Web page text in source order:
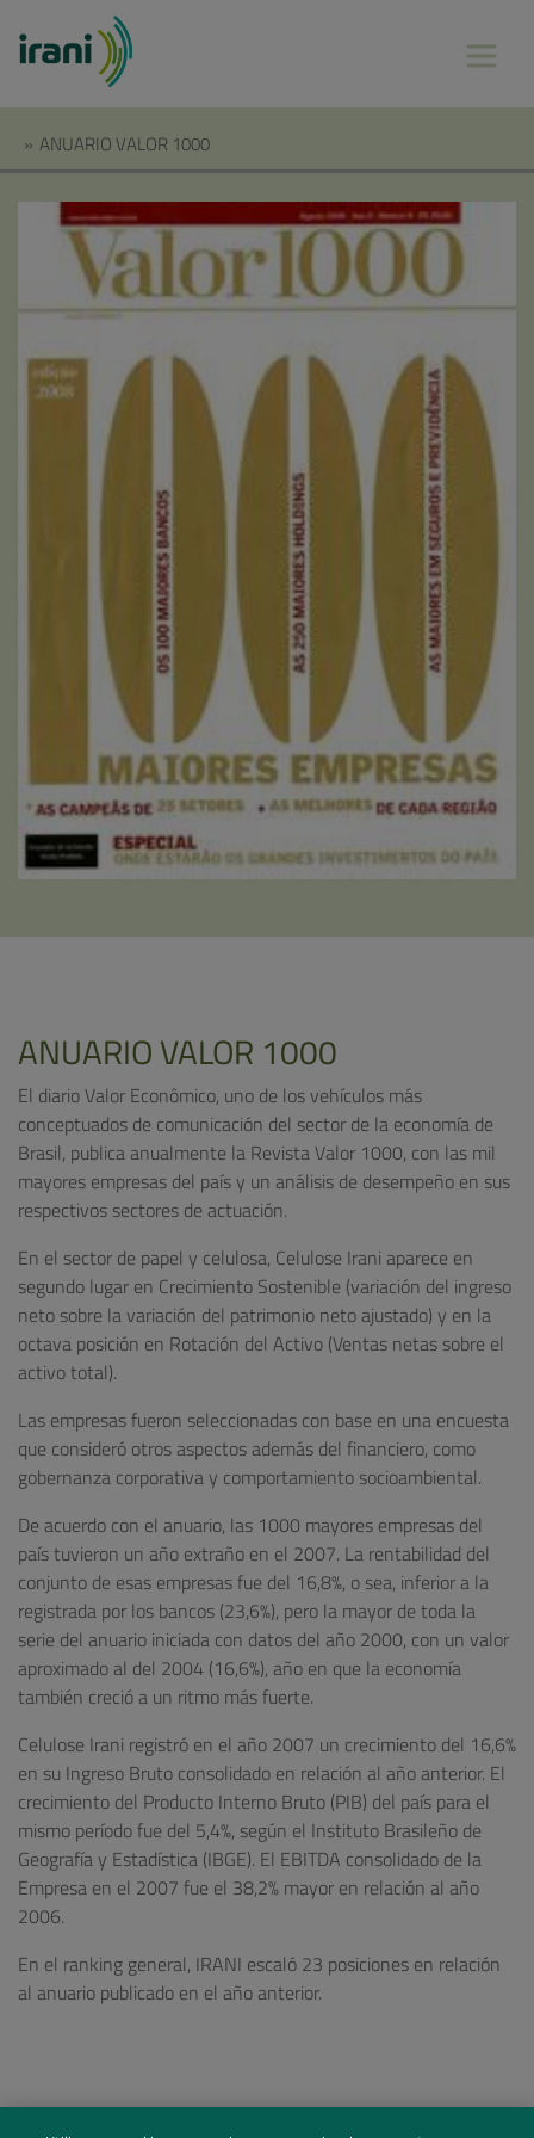
» ANUARIO VALOR 1000
ANUARIO VALOR 1000
El diario Valor Econômico, uno de los vehículos más
conceptuados de comunicación del sector de la economía de
Brasil, publica anualmente la Revista Valor 1000, con las mil
mayores empresas del país y un análisis de desempeño en sus
respectivos sectores de actuación.
En el sector de papel y celulosa, Celulose Irani aparece en
segundo lugar en Crecimiento Sostenible (variación del ingreso
neto sobre la variación del patrimonio neto ajustado) y en la
octava posición en Rotación del Activo (Ventas netas sobre el
activo total).
Las empresas fueron seleccionadas con base en una encuesta
que consideró otros aspectos además del financiero, como
gobernanza corporativa y comportamiento socioambiental.
De acuerdo con el anuario, las 1000 mayores empresas del
país tuvieron un año extraño en el 2007. La rentabilidad del
conjunto de esas empresas fue del 16,8%, o sea, inferior a la
registrada por los bancos (23,6%), pero la mayor de toda la
serie del anuario iniciada con datos del año 2000, con un valor
aproximado al del 2004 (16,6%), año en que la economía
también creció a un ritmo más fuerte.
Celulose Irani registró en el año 2007 un crecimiento del 16,6%
en su Ingreso Bruto consolidado en relación al año anterior. El
crecimiento del Producto Interno Bruto (PIB) del país para el
mismo período fue del 5,4%, según el Instituto Brasileño de
Geografía y Estadística (IBGE). El EBITDA consolidado de la
Empresa en el 2007 fue el 38,2% mayor en relación al año
2006.
En el ranking general, IRANI escaló 23 posiciones en relación
al anuario publicado en el año anterior.